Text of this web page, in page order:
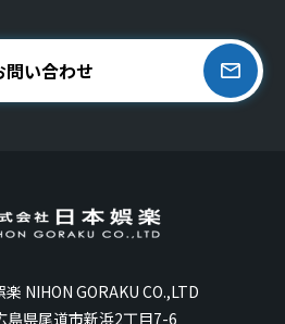
問い合わせ
NIHON GORAKU CO.,LTD
島県尾道市新浜2丁目7-6